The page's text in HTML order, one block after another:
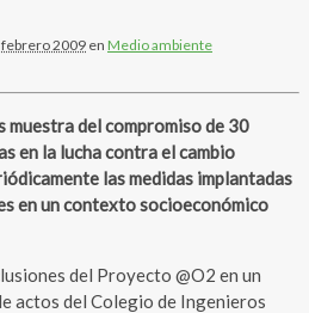
2009en Medio ambiente
muestra del compromiso de 30
en la lucha contra el cambio
las medidas implantadas
en un contexto socioeconómico
del Proyecto @O2 en un
actos del Colegio de Ingenieros